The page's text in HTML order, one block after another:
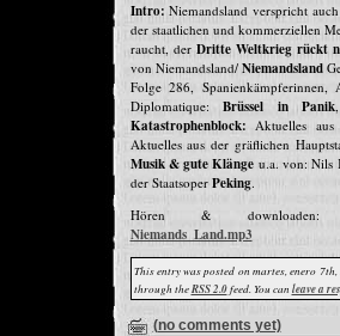
Intro: Niemandsland verspricht
der staatlichen und kommerziellen
raucht, der Dritte Weltkrieg rückt
von Niemandsland/ Niemandsland
Folge 286, Spanienkämpferinnen,
Diplomatique:Brüssel in Panik
Katastrophenblock:Aktuelles
Aktuelles aus der gräflichen
Musik & gute Klänge u.a. von: Nils
der Staatsoper Peking.
Hören &
Niemands_Land.mp3
This entry was posted on martes, enero
through theRSS 2.0feed. You can leave a
(no comments yet)